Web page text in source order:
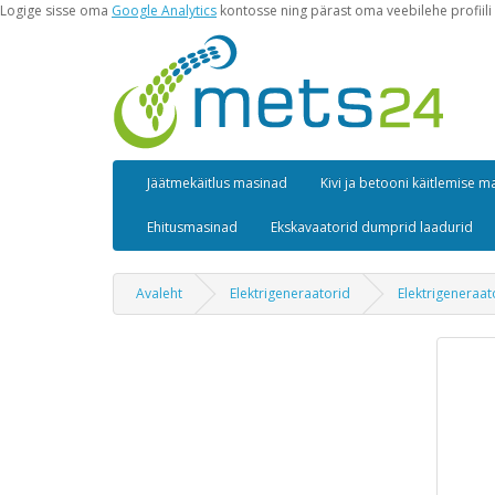
Logige sisse oma Google Analytics kontosse ning pärast oma veebilehe
Jäätmekäitlus masinad Kivi ja betooni käitlemise
Ehitusmasinad Ekskavaatorid dumprid laadurid
Avaleht Elektrigeneraatorid